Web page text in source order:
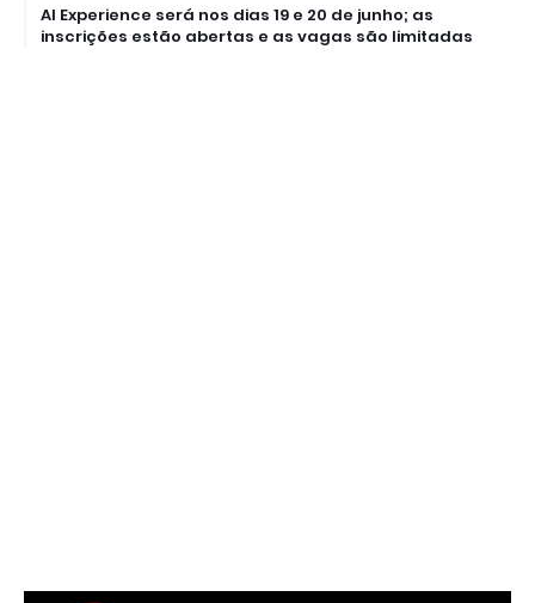
AI Experience será nos dias 19 e 20 de junho; as
inscrições estão abertas e as vagas são limitadas